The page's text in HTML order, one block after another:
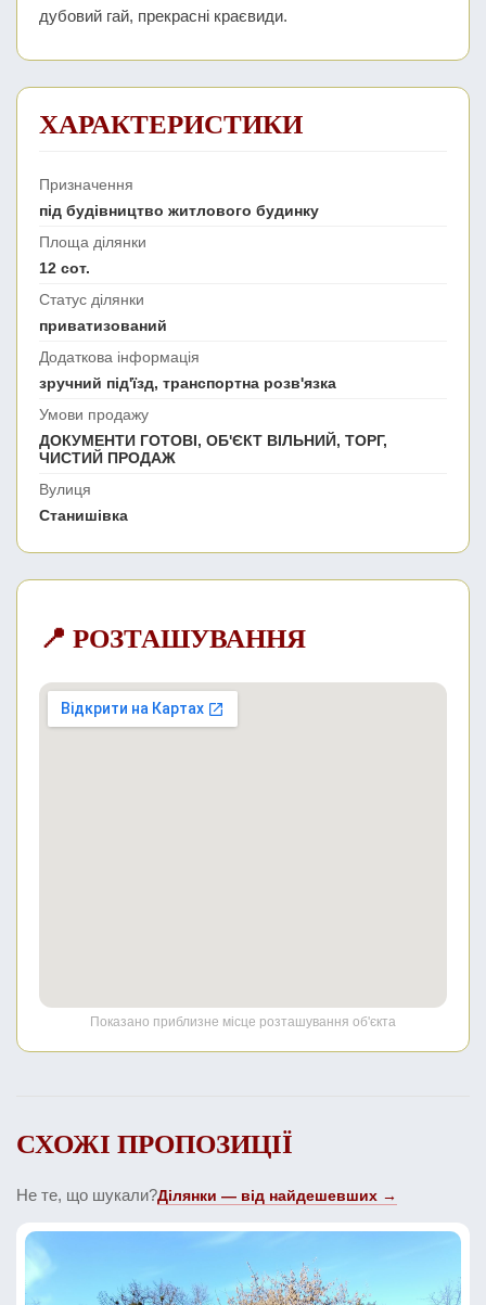
дубовий гай, прекрасні краєвиди.
ХАРАКТЕРИСТИКИ
Призначення
під будівництво житлового будинку
Площа ділянки
12 сот.
Статус ділянки
приватизований
Додаткова інформація
зручний під'їзд, транспортна розв'язка
Умови продажу
ДОКУМЕНТИ ГОТОВІ, ОБ'ЄКТ ВІЛЬНИЙ, ТОРГ,
ЧИСТИЙ ПРОДАЖ
Вулиця
Станишівка
📍 РОЗТАШУВАННЯ
Показано приблизне місце розташування об'єкта
СХОЖІ ПРОПОЗИЦІЇ
Не те, що шукали?Ділянки — від найдешевших →